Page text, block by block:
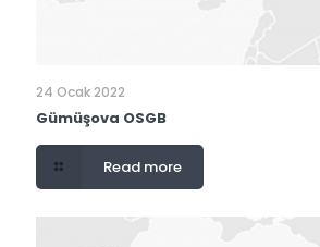
24 Ocak 2022
Gümüşova OSGB
Read more